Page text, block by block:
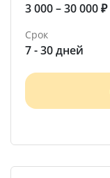
3 000 – 30 000 ₽
Срок
7 - 30 дней